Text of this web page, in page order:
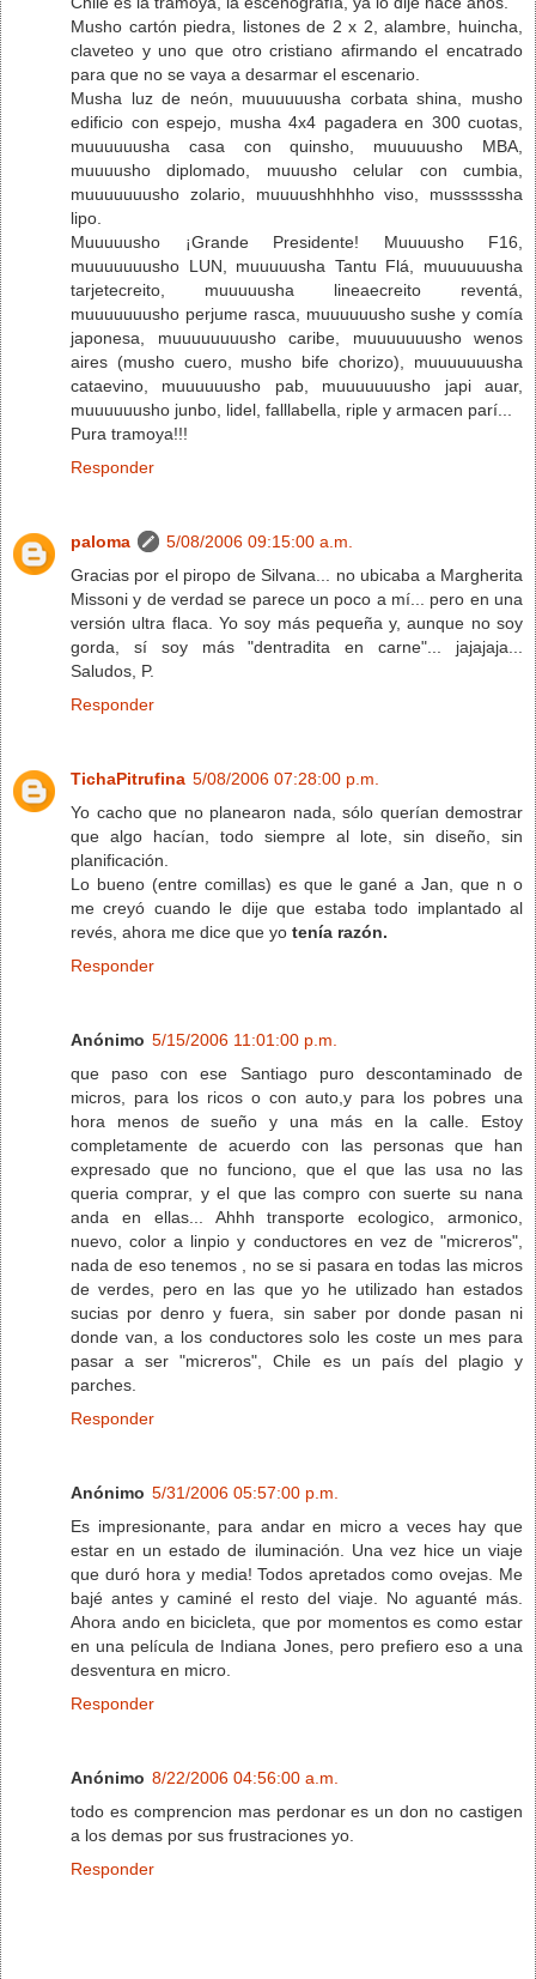
Musho cartón piedra, listones de 2 x 2, alambre, huincha,
claveteo y uno que otro cristiano afirmando el encatrado
para que no se vaya a desarmar el escenario.
Musha luz de neón, muuuuuusha corbata shina, musho
edificio con espejo, musha 4x4 pagadera en 300 cuotas,
muuuuuusha casa con quinsho, muuuuusho MBA,
muuuusho diplomado, muuusho celular con cumbia,
muuuuuuusho zolario, muuuushhhhho viso, mussssssha
lipo.
Muuuuusho ¡Grande Presidente! Muuuusho F16,
muuuuuuusho LUN, muuuuusha Tantu Flá, muuuuuusha
tarjetecreito, muuuuusha lineaecreito reventá,
muuuuuuusho perjume rasca, muuuuuusho sushe y comía
japonesa, muuuuuuuusho caribe, muuuuuuusho wenos
aires (musho cuero, musho bife chorizo), muuuuuuusha
cataevino, muuuuuusho pab, muuuuuuusho japi auar,
muuuuuusho junbo, lidel, falllabella, riple y armacen parí...
Pura tramoya!!!
Responder
paloma
5/08/2006 09:15:00 a.m.
Gracias por el piropo de Silvana... no ubicaba a Margherita
Missoni y de verdad se parece un poco a mí... pero en una
versión ultra flaca. Yo soy más pequeña y, aunque no soy
gorda, sí soy más "dentradita en carne"... jajajaja...
Saludos, P.
Responder
TichaPitrufina 5/08/2006 07:28:00 p.m.
Yo cacho que no planearon nada, sólo querían demostrar
que algo hacían, todo siempre al lote, sin diseño, sin
planificación.
Lo bueno (entre comillas) es que le gané a Jan, que n o
me creyó cuando le dije que estaba todo implantado al
revés, ahora me dice que yo tenía razón.
Responder
Anónimo 5/15/2006 11:01:00 p.m.
que paso con ese Santiago puro descontaminado de
micros, para los ricos o con auto,y para los pobres una
hora menos de sueño y una más en la calle. Estoy
completamente de acuerdo con las personas que han
expresado que no funciono, que el que las usa no las
queria comprar, y el que las compro con suerte su nana
anda en ellas... Ahhh transporte ecologico, armonico,
nuevo, color a linpio y conductores en vez de "micreros",
nada de eso tenemos , no se si pasara en todas las micros
de verdes, pero en las que yo he utilizado han estados
sucias por denro y fuera, sin saber por donde pasan ni
donde van, a los conductores solo les coste un mes para
pasar a ser "micreros", Chile es un país del plagio y
parches.
Responder
Anónimo 5/31/2006 05:57:00 p.m.
Es impresionante, para andar en micro a veces hay que
estar en un estado de iluminación. Una vez hice un viaje
que duró hora y media! Todos apretados como ovejas. Me
bajé antes y caminé el resto del viaje. No aguanté más.
Ahora ando en bicicleta, que por momentos es como estar
en una película de Indiana Jones, pero prefiero eso a una
desventura en micro.
Responder
Anónimo 8/22/2006 04:56:00 a.m.
todo es comprencion mas perdonar es un don no castigen
a los demas por sus frustraciones yo.
Responder